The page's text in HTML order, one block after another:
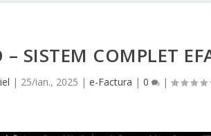
– SISTEM COMPLET
| 25/ian., 2025 |e-Factura |0 |